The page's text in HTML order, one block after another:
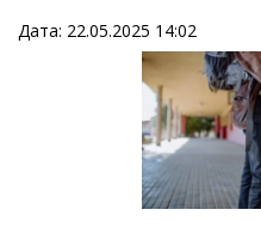
Дата: 22.05.2025 14:02